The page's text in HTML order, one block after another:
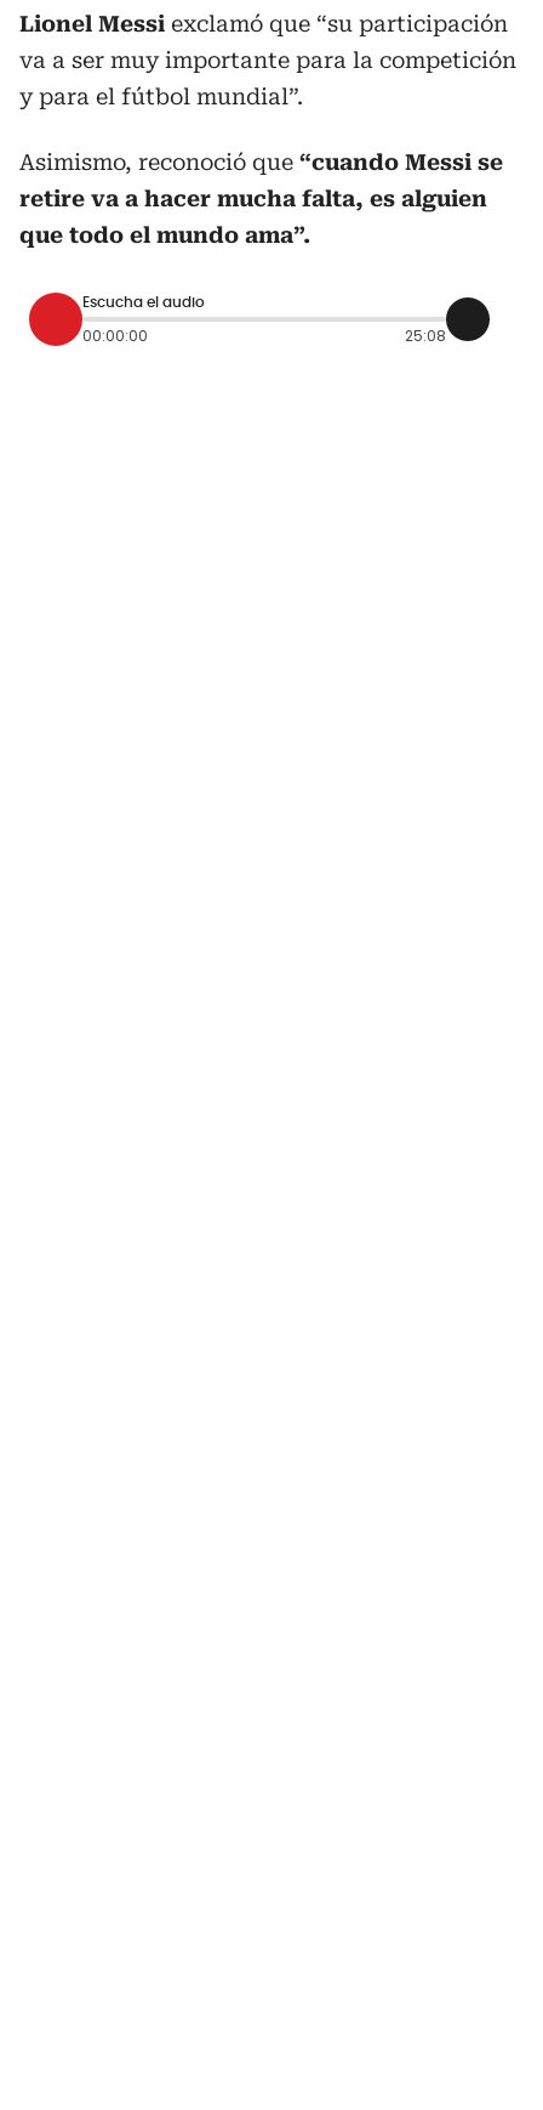
Lionel Messi exclamó que “su participación
va a ser muy importante para la competición
y para el fútbol mundial”.
Asimismo, reconoció que “cuando Messi se
retire va a hacer mucha falta, es alguien
que todo el mundo ama”.
Escucha el audio
00:00:00 25:08